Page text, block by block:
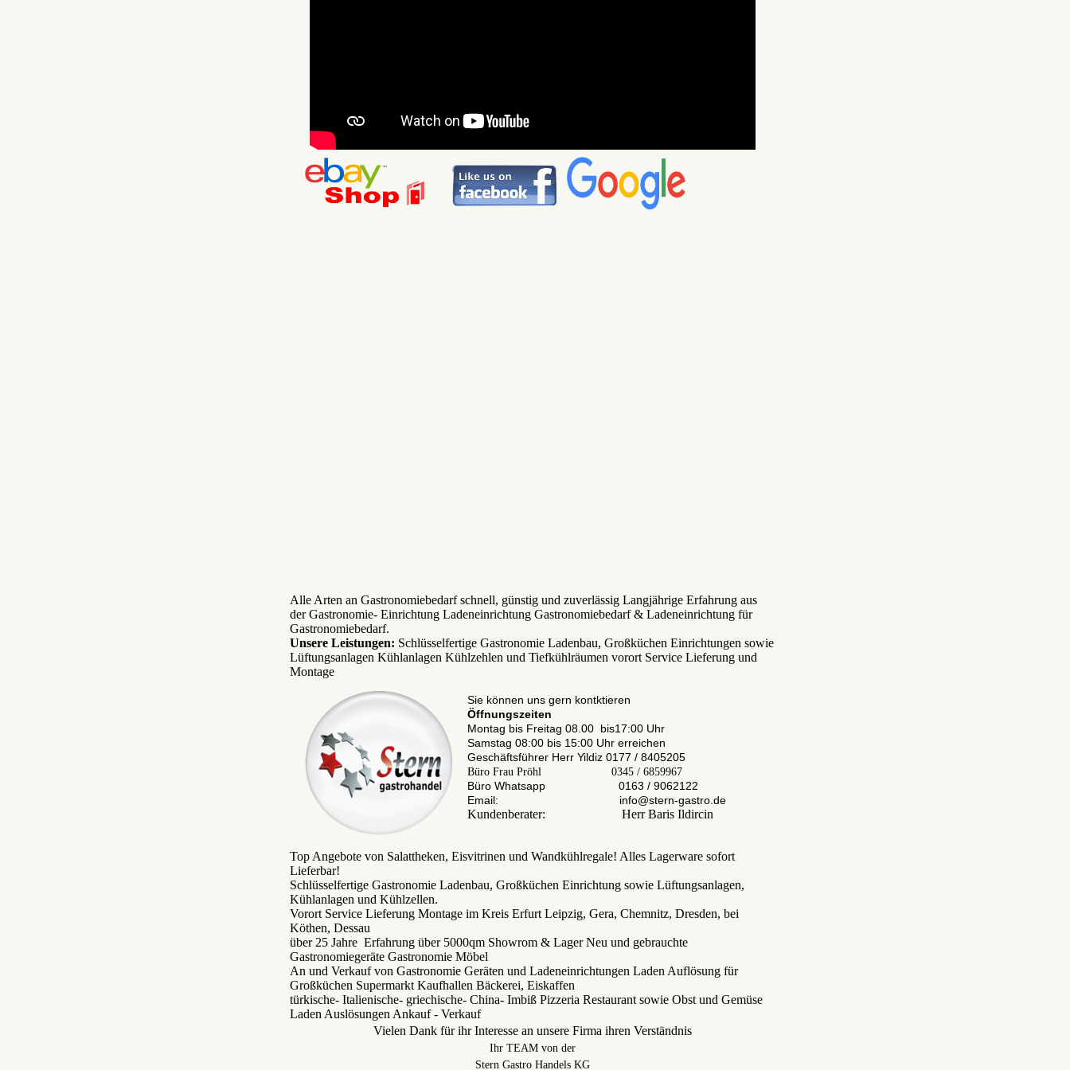
Alle Arten an Gastronomiebedarf schnell, günstig und zuverlässig Langjährige Erfahrung aus
der Gastronomie- Einrichtung Ladeneinrichtung Gastronomiebedarf & Ladeneinrichtung für
Gastronomiebedarf.
Unsere Leistungen: Schlüsselfertige Gastronomie Ladenbau, Großküchen Einrichtungen sowie
Lüftungsanlagen Kühlanlagen Kühlzehlen und Tiefkühlräumen vorort Service Lieferung und
Montage
Sie können uns gern kontktieren
Öffnungszeiten
Montag bis Freitag 08.00 bis17:00 Uhr
Samstag 08:00 bis 15:00 Uhr erreichen
Geschäftsführer Herr Yildiz 0177 / 8405205
Büro Frau Pröhl 0345 / 6859967
Büro Whatsapp 0163 / 9062122
Email: info@stern-gastro.de
Kundenberater: Herr Baris Ildircin
Top Angebote von Salattheken, Eisvitrinen und Wandkühlregale! Alles Lagerware sofort
Lieferbar!
Schlüsselfertige Gastronomie Ladenbau, Großküchen Einrichtung sowie Lüftungsanlagen,
Kühlanlagen und Kühlzellen.
Vorort Service Lieferung Montage im Kreis Erfurt Leipzig, Gera, Chemnitz, Dresden, bei
Köthen, Dessau
über 25 Jahre Erfahrung über 5000qm Showrom & Lager Neu und gebrauchte
Gastronomiegeräte Gastronomie Möbel
An und Verkauf von Gastronomie Geräten und Ladeneinrichtungen Laden Auflösung für
Großküchen Supermarkt Kaufhallen Bäckerei, Eiskaffen
türkische- Italienische- griechische- China- Imbiß Pizzeria Restaurant sowie Obst und Gemüse
Laden Auslösungen Ankauf - Verkauf
Vielen Dank für ihr Interesse an unsere Firma ihren Verständnis
Ihr TEAM von der
Stern Gastro Handels KG